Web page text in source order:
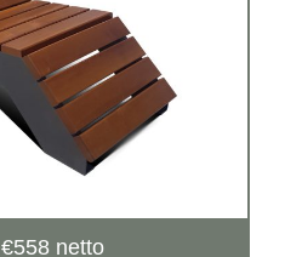
€558Preisspanne:
netto